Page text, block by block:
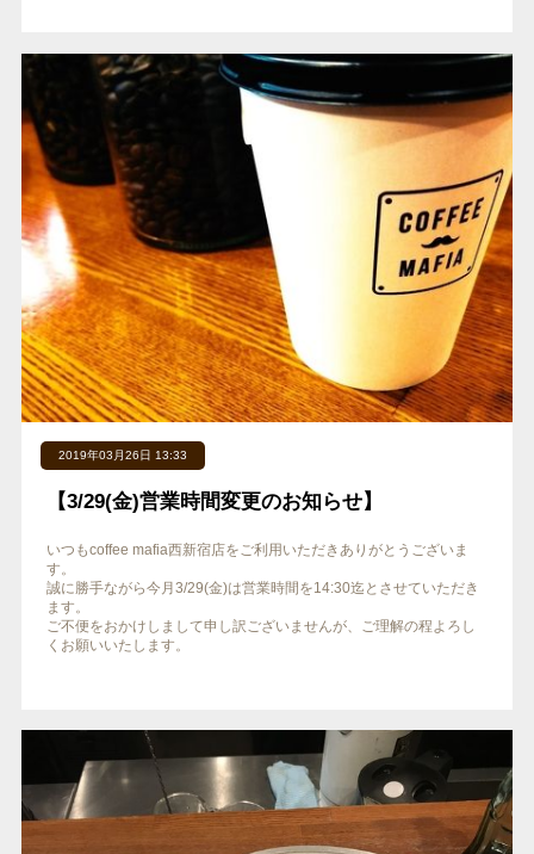
2019年03月26日 13:33
【3/29(金)営業時間変更のお知らせ】 ‬
‪いつもcoffee mafia西新宿店をご利用いただきありがとうございま
す。 ‬
‪誠に勝手ながら今月3/29(金)は営業時間を14:30迄とさせていただき
ます。 ‬
‪ご不便をおかけしまして申し訳ございませんが、ご理解の程よろし
くお願いいたします。‬